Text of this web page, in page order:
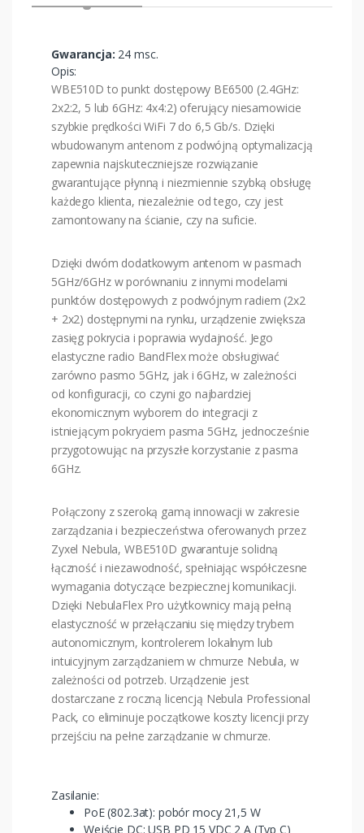
Gwarancja: 24 msc.
Opis:
WBE510D to punkt dostępowy BE6500 (2.4GHz:
2x2:2, 5 lub 6GHz: 4x4:2) oferujący niesamowicie
szybkie prędkości WiFi 7 do 6,5 Gb/s. Dzięki
wbudowanym antenom z podwójną optymalizacją
zapewnia najskuteczniejsze rozwiązanie
gwarantujące płynną i niezmiennie szybką obsługę
każdego klienta, niezależnie od tego, czy jest
zamontowany na ścianie, czy na suficie.
Dzięki dwóm dodatkowym antenom w pasmach
5GHz/6GHz w porównaniu z innymi modelami
punktów dostępowych z podwójnym radiem (2x2
+ 2x2) dostępnymi na rynku, urządzenie zwiększa
zasięg pokrycia i poprawia wydajność. Jego
elastyczne radio BandFlex może obsługiwać
zarówno pasmo 5GHz, jak i 6GHz, w zależności
od konfiguracji, co czyni go najbardziej
ekonomicznym wyborem do integracji z
istniejącym pokryciem pasma 5GHz, jednocześnie
przygotowując na przyszłe korzystanie z pasma
6GHz.
Połączony z szeroką gamą innowacji w zakresie
zarządzania i bezpieczeństwa oferowanych przez
Zyxel Nebula, WBE510D gwarantuje solidną
łączność i niezawodność, spełniając współczesne
wymagania dotyczące bezpiecznej komunikacji.
Dzięki NebulaFlex Pro użytkownicy mają pełną
elastyczność w przełączaniu się między trybem
autonomicznym, kontrolerem lokalnym lub
intuicyjnym zarządzaniem w chmurze Nebula, w
zależności od potrzeb. Urządzenie jest
dostarczane z roczną licencją Nebula Professional
Pack, co eliminuje początkowe koszty licencji przy
przejściu na pełne zarządzanie w chmurze.
Zasilanie:
PoE (802.3at): pobór mocy 21,5 W
Wejście DC: USB PD 15 VDC 2 A (Typ C)